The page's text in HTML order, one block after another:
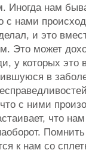
Иногда нам
с нами
и это
Это может
у которых это
в
с ними
что
к нам со